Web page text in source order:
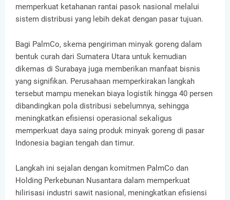
memperkuat ketahanan rantai pasok nasional melalui
sistem distribusi yang lebih dekat dengan pasar tujuan.
Bagi PalmCo, skema pengiriman minyak goreng dalam
bentuk curah dari Sumatera Utara untuk kemudian
dikemas di Surabaya juga memberikan manfaat bisnis
yang signifikan. Perusahaan memperkirakan langkah
tersebut mampu menekan biaya logistik hingga 40 persen
dibandingkan pola distribusi sebelumnya, sehingga
meningkatkan efisiensi operasional sekaligus
memperkuat daya saing produk minyak goreng di pasar
Indonesia bagian tengah dan timur.
Langkah ini sejalan dengan komitmen PalmCo dan
Holding Perkebunan Nusantara dalam memperkuat
hilirisasi industri sawit nasional, meningkatkan efisiensi